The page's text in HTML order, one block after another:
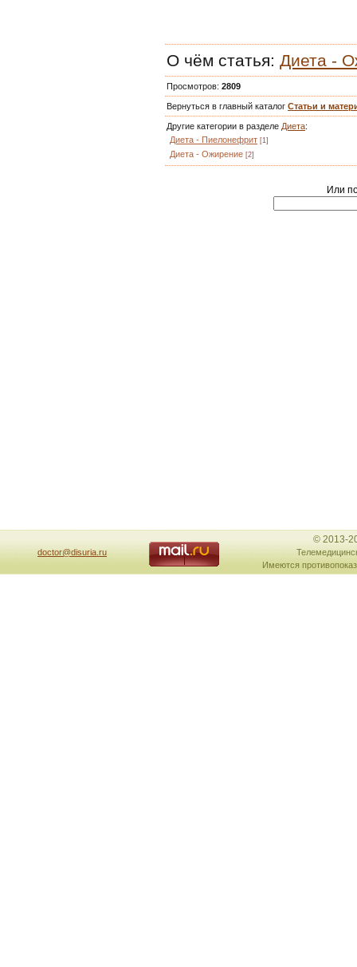
О чём статья: Диета -
Просмотров: 2809
Вернуться в главный каталог Статьи и
Другие категории в разделе Диета:
Диета - Пиелонефрит [1]
Диета - Ожирение [2]
Или
doctor@disuria.ru
© 2013-
Имеются